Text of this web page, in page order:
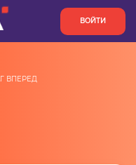
ВОЙТИ
ВПЕРЕД